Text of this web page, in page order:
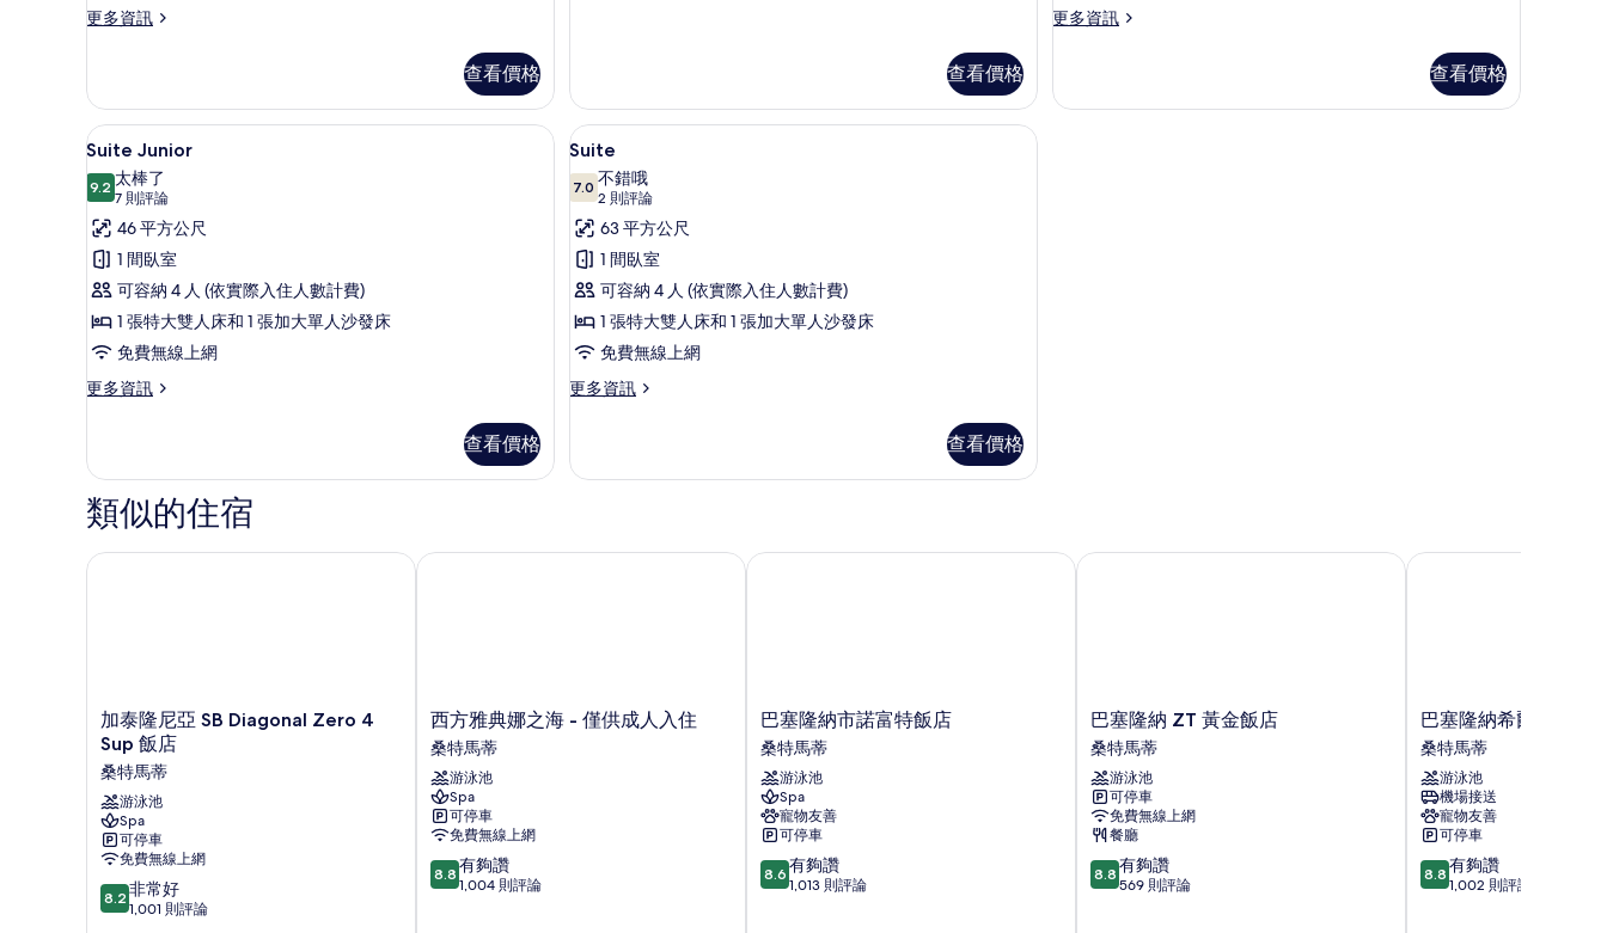
有
更多資訊
更
客
房
的
情
查看價格
的
詳
情
查看價格
有
更多資訊
更
客
查看價格
顯
示
Suite
Junior
的
所
有
相
片
Suite Junior | 客房內保險箱、書桌、筆電工作空間、免費搖籃/嬰兒床
9
Suite Junior
9.29.2 分，滿分 10 分
太棒了
7 則評論
(7
則
評
論)
46 平方公尺
1 間臥室
可容納 4 人 (依實際入住人數計費)
1 張特大雙人床和 1 張加大單人沙發床
免費無線上網
更多資訊
更
的
詳
情
查看價格
顯
示
Suite
的
所
有
相
片
Suite | 客房內保險箱、書桌、筆電工作空間、免費搖籃/嬰兒床
7
Suite
7.07.0 分，滿分 10 分
不錯哦
2 則評論
(2
則
評
論)
63 平方公尺
1 間臥室
可容納 4 人 (依實際入住人數計費)
1 張特大雙人床和 1 張加大單人沙發床
免費無線上網
更多資訊
更
詳
查看價格
類似的住宿
加
泰
隆
尼
亞
SB
Diagonal
Zero
4
Sup
加泰隆尼亞 SB Diagonal Zero 4
Sup 飯店
桑特馬蒂
游泳池
Spa
可停車
免費無線上網
8.2
分，
8.2 非常好
1,001 則評論
加泰隆尼亞 SB Diagonal Zero 4 Sup 飯店
西
方
雅
典
娜
之
海
-
僅
西方雅典娜之海 - 僅供成人入住
桑特馬蒂
游泳池
Spa
可停車
免費無線上網
8.8
分，
8.8 有夠讚
1,004 則評論
西方雅典娜之海 - 僅供成人入住
巴
塞
隆
納
市
諾
富
特
飯
巴塞隆納市諾富特飯店
桑特馬蒂
游泳池
Spa
寵物友善
可停車
8.6
分，
8.6 有夠讚
1,013 則評論
巴塞隆納市諾富特飯店
巴
塞
隆
納
ZT
黃
金
飯
店
巴塞隆納 ZT 黃金飯店
桑特馬蒂
游泳池
可停車
免費無線上網
餐廳
8.8
分，
8.8 有夠讚
569 則評論
巴塞隆納 ZT 黃金飯店
巴
塞
隆
納
希
爾
頓
達
爾
巴塞隆納希爾頓達爾
桑特馬蒂
游泳池
機場接送
寵物友善
可停車
8.8
分，
8.8 有夠讚
1,002 則評論
巴塞隆納希爾頓達爾哥